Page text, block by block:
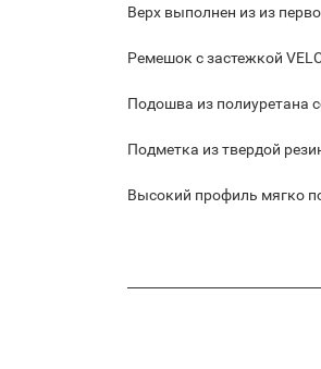
Верх выполнен из из
Ремешок с застежкой
Подошва из полиуретана
Подметка из твердой
Высокий профиль мягко